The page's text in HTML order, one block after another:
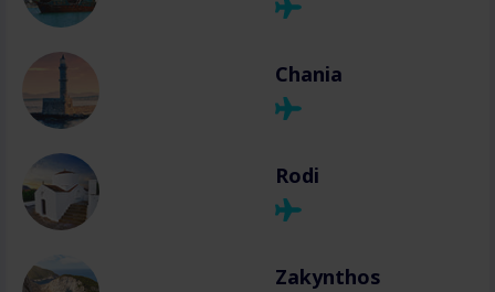
Chania
Rodi
Zakynthos